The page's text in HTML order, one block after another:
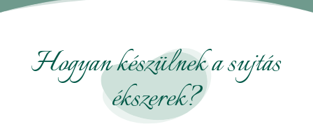
Hogyan készülnek a sujtás
ékszerek?